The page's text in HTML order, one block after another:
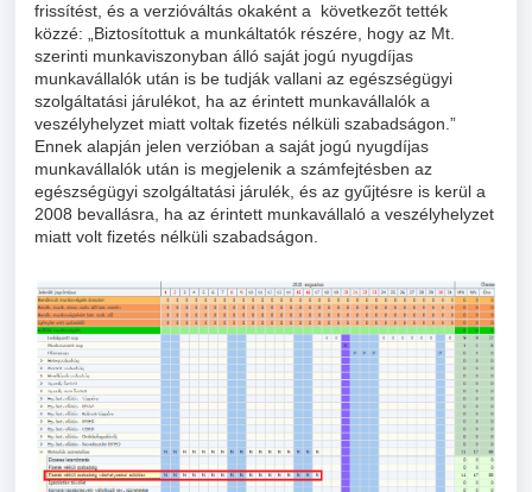
frissítést, és a verzióváltás okaként a következőt tették
közzé: „Biztosítottuk a munkáltatók részére, hogy az Mt.
szerinti munkaviszonyban álló saját jogú nyugdíjas
munkavállalók után is be tudják vallani az egészségügyi
szolgáltatási járulékot, ha az érintett munkavállalók a
veszélyhelyzet miatt voltak fizetés nélküli szabadságon.”
Ennek alapján jelen verzióban a saját jogú nyugdíjas
munkavállalók után is megjelenik a számfejtésben az
egészségügyi szolgáltatási járulék, és az gyűjtésre is kerül a
2008 bevallásra, ha az érintett munkavállaló a veszélyhelyzet
miatt volt fizetés nélküli szabadságon.